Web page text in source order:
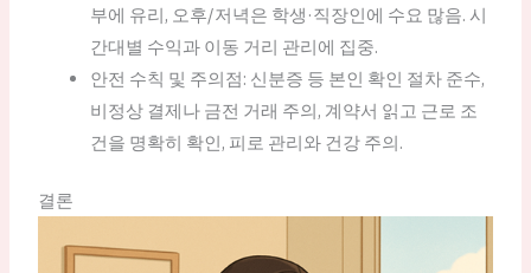
부에 유리, 오후/저녁은 학생·직장인에 수요 많음. 시
간대별 수익과 이동 거리 관리에 집중.
안전 수칙 및 주의점: 신분증 등 본인 확인 절차 준수,
비정상 결제나 금전 거래 주의, 계약서 읽고 근로 조
건을 명확히 확인, 피로 관리와 건강 주의.
결론